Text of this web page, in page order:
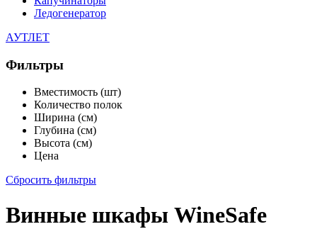
Ледогенератор
АУТЛЕТ
Фильтры
Вместимость (шт)
Количество полок
Ширина (см)
Глубина (см)
Высота (см)
Цена
Сбросить фильтры
Винные шкафы WineSafe